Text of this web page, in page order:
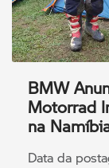
BMW
Motorrad
na
Data da